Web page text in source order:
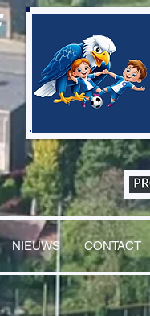
NIEUWS CONTACT